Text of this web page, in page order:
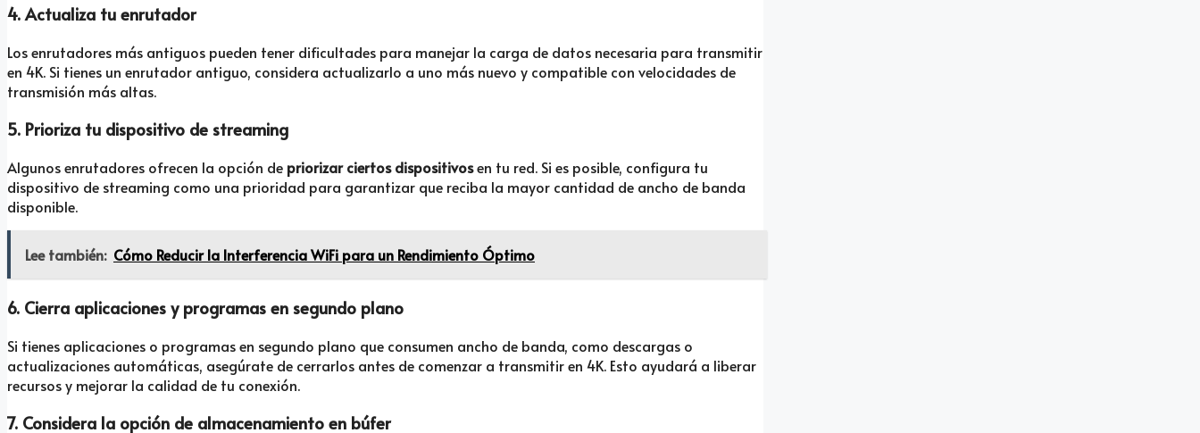
4. Actualiza tu enrutador
Los enrutadores más antiguos pueden tener dificultades para manejar la carga de datos necesaria para transmitir
en 4K. Si tienes un enrutador antiguo, considera actualizarlo a uno más nuevo y compatible con velocidades de
transmisión más altas.
5. Prioriza tu dispositivo de streaming
Algunos enrutadores ofrecen la opción de priorizar ciertos dispositivosen tu red. Si es posible, configura tu
dispositivo de streaming como una prioridad para garantizar que reciba la mayor cantidad de ancho de banda
disponible.
Lee también: Cómo Reducir la Interferencia WiFi para un Rendimiento Óptimo
6. Cierra aplicaciones y programas en segundo plano
Si tienes aplicaciones o programas en segundo plano que consumen ancho de banda, como descargas o
actualizaciones automáticas, asegúrate de cerrarlos antes de comenzar a transmitir en 4K. Esto ayudará a liberar
recursos y mejorar la calidad de tu conexión.
7. Considera la opción de almacenamiento en búfer